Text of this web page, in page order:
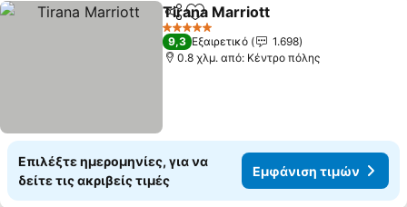
Κοινοποίηση
Προσθήκη στα αγαπημένα
Tirana Marriott
5 Αστέρια
9,3 Εξαιρετικό
1.698
0.8 χλμ. από: Κέντρο πόλης
Επιλέξτε ημερομηνίες, για να
δείτε τις ακριβείς τιμές
Εμφάνιση τιμών